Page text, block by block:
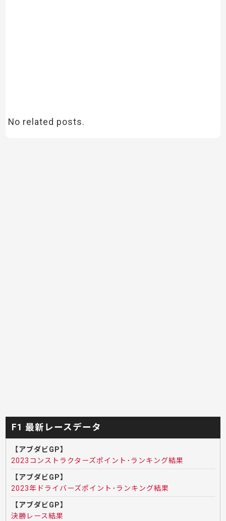
No related posts.
F1 最新レースデータ
【アブダビGP】
2023コンストラクターズポイント･ランキング結果
【アブダビGP】
2023年ドライバーズポイント･ランキング結果
【アブダビGP】
決勝レース結果